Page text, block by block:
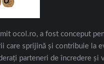
ocol.ro, a fost conceput
care sprijină și contribuie la
parteneri de încredere și